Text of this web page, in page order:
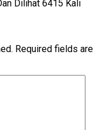
Dilihat 6415 Kali
Required fields are